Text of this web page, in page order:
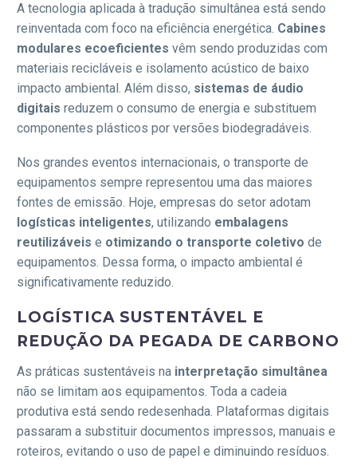
A tecnologia aplicada à tradução simultânea está sendo
reinventada com foco na eficiência energética. Cabines
modulares ecoeficientes vêm sendo produzidas com
materiais recicláveis e isolamento acústico de baixo
impacto ambiental. Além disso, sistemas de áudio
digitais reduzem o consumo de energia e substituem
componentes plásticos por versões biodegradáveis.
Nos grandes eventos internacionais, o transporte de
equipamentos sempre representou uma das maiores
fontes de emissão. Hoje, empresas do setor adotam
logísticas inteligentes, utilizando embalagens
reutilizáveis e otimizando o transporte coletivo de
equipamentos. Dessa forma, o impacto ambiental é
significativamente reduzido.
LOGÍSTICA SUSTENTÁVEL E
REDUÇÃO DA PEGADA DE CARBONO
As práticas sustentáveis na interpretação simultânea
não se limitam aos equipamentos. Toda a cadeia
produtiva está sendo redesenhada. Plataformas digitais
passaram a substituir documentos impressos, manuais e
roteiros, evitando o uso de papel e diminuindo resíduos.